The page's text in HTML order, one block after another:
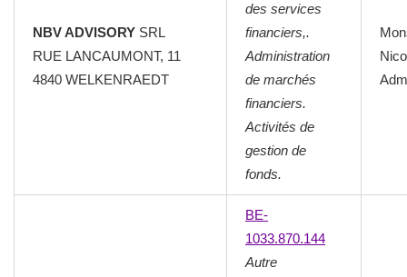
NBV ADVISORY SRL
RUE LANCAUMONT, 11
4840 WELKENRAEDT
des services
financiers,.
Administration
de marchés
financiers.
Activités de
gestion de
fonds.
BE-
1033.870.144
Autre